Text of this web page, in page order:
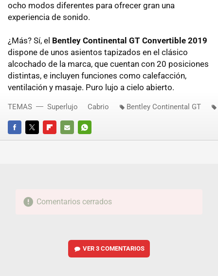
ocho modos diferentes para ofrecer gran una
experiencia de sonido.
¿Más? Sí, el Bentley Continental GT Convertible 2019
dispone de unos asientos tapizados en el clásico
alcochado de la marca, que cuentan con 20 posiciones
distintas, e incluyen funciones como calefacción,
ventilación y masaje. Puro lujo a cielo abierto.
FACEBOOKTWITTERFLIPBOARD
E-
WHATSAPP
TEMAS Superlujo Cabrio Bentley Continental GT
Comentarios cerrados
VER3 COMENTARIOS